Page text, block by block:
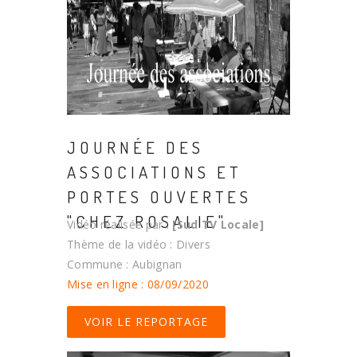
JOURNÉE DES
ASSOCIATIONS ET
PORTES OUVERTES
"CHEZ ROSALIE"
Vidéo réalisée par : [Sud TV Locale]
Thème de la vidéo : Divers
Commune : Aubignan
Mise en ligne : 08/09/2020
VOIR LE REPORTAGE